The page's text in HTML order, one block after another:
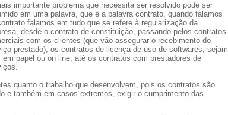
importante problema que necessita ser resolvido pode ser
em uma palavra, que é a palavra contrato, quando falamos
falamos em tudo que se refere à regularização da
desde o contrato de constituição, passando pelos contratos
com os clientes (que vão assegurar o recebimento do
prestado), os contratos de licença de uso de softwares, sejam
em papel ou on line, até os contratos com prestadores de
quanto o trabalho que desenvolvem, pois os contratos são
e também em casos extremos, exigir o cumprimento das